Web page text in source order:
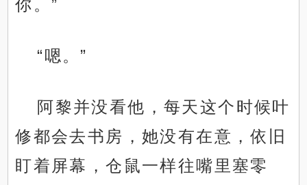
你。”
“嗯。”
阿黎并没看他，每天这个时候叶
修都会去书房，她没有在意，依旧
盯着屏幕，仓鼠一样往嘴里塞零